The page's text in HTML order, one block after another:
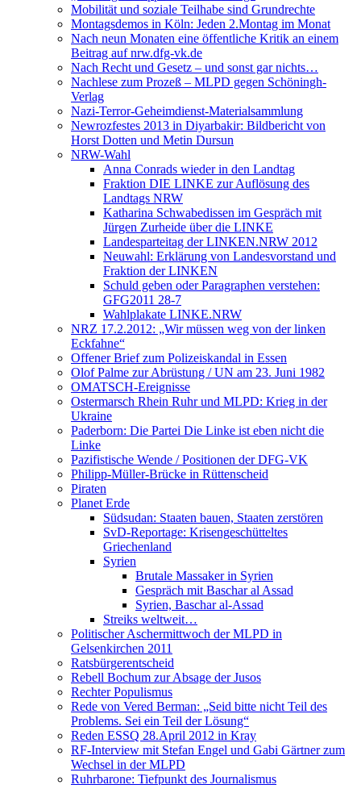
Mobilität und soziale Teilhabe sind Grundrechte
Montagsdemos in Köln: Jeden 2.Montag im Monat
Nach neun Monaten eine öffentliche Kritik an einem
Beitrag auf nrw.dfg-vk.de
Nach Recht und Gesetz – und sonst gar nichts…
Nachlese zum Prozeß – MLPD gegen Schöningh-
Verlag
Nazi-Terror-Geheimdienst-Materialsammlung
Newrozfestes 2013 in Diyarbakir: Bildbericht von
Horst Dotten und Metin Dursun
NRW-Wahl
Anna Conrads wieder in den Landtag
Fraktion DIE LINKE zur Auflösung des
Landtags NRW
Katharina Schwabedissen im Gespräch mit
Jürgen Zurheide über die LINKE
Landesparteitag der LINKEN.NRW 2012
Neuwahl: Erklärung von Landesvorstand und
Fraktion der LINKEN
Schuld geben oder Paragraphen verstehen:
GFG2011 28-7
Wahlplakate LINKE.NRW
NRZ 17.2.2012: „Wir müssen weg von der linken
Eckfahne“
Offener Brief zum Polizeiskandal in Essen
Olof Palme zur Abrüstung / UN am 23. Juni 1982
OMATSCH-Ereignisse
Ostermarsch Rhein Ruhr und MLPD: Krieg in der
Ukraine
Paderborn: Die Partei Die Linke ist eben nicht die
Linke
Pazifistische Wende / Positionen der DFG-VK
Philipp-Müller-Brücke in Rüttenscheid
Piraten
Planet Erde
Südsudan: Staaten bauen, Staaten zerstören
SvD-Reportage: Krisengeschütteltes
Griechenland
Syrien
Brutale Massaker in Syrien
Gespräch mit Baschar al Assad
Syrien, Baschar al-Assad
Streiks weltweit…
Politischer Aschermittwoch der MLPD in
Gelsenkirchen 2011
Ratsbürgerentscheid
Rebell Bochum zur Absage der Jusos
Rechter Populismus
Rede von Vered Berman: „Seid bitte nicht Teil des
Problems. Sei ein Teil der Lösung“
Reden ESSQ 28.April 2012 in Kray
RF-Interview mit Stefan Engel und Gabi Gärtner zum
Wechsel in der MLPD
Ruhrbarone: Tiefpunkt des Journalismus